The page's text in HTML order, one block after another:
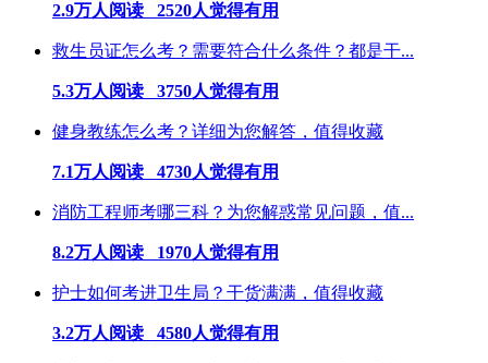
2.9万人阅读 2520人觉得有用
救生员证怎么考？需要符合什么条件？都是干...
5.3万人阅读 3750人觉得有用
健身教练怎么考？详细为您解答，值得收藏
7.1万人阅读 4730人觉得有用
消防工程师考哪三科？为您解惑常见问题，值...
8.2万人阅读 1970人觉得有用
护士如何考进卫生局？干货满满，值得收藏
3.2万人阅读 4580人觉得有用